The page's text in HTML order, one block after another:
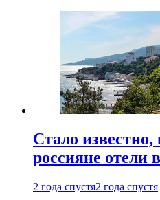
Стало
россияне
2 года спустя2 года спустя